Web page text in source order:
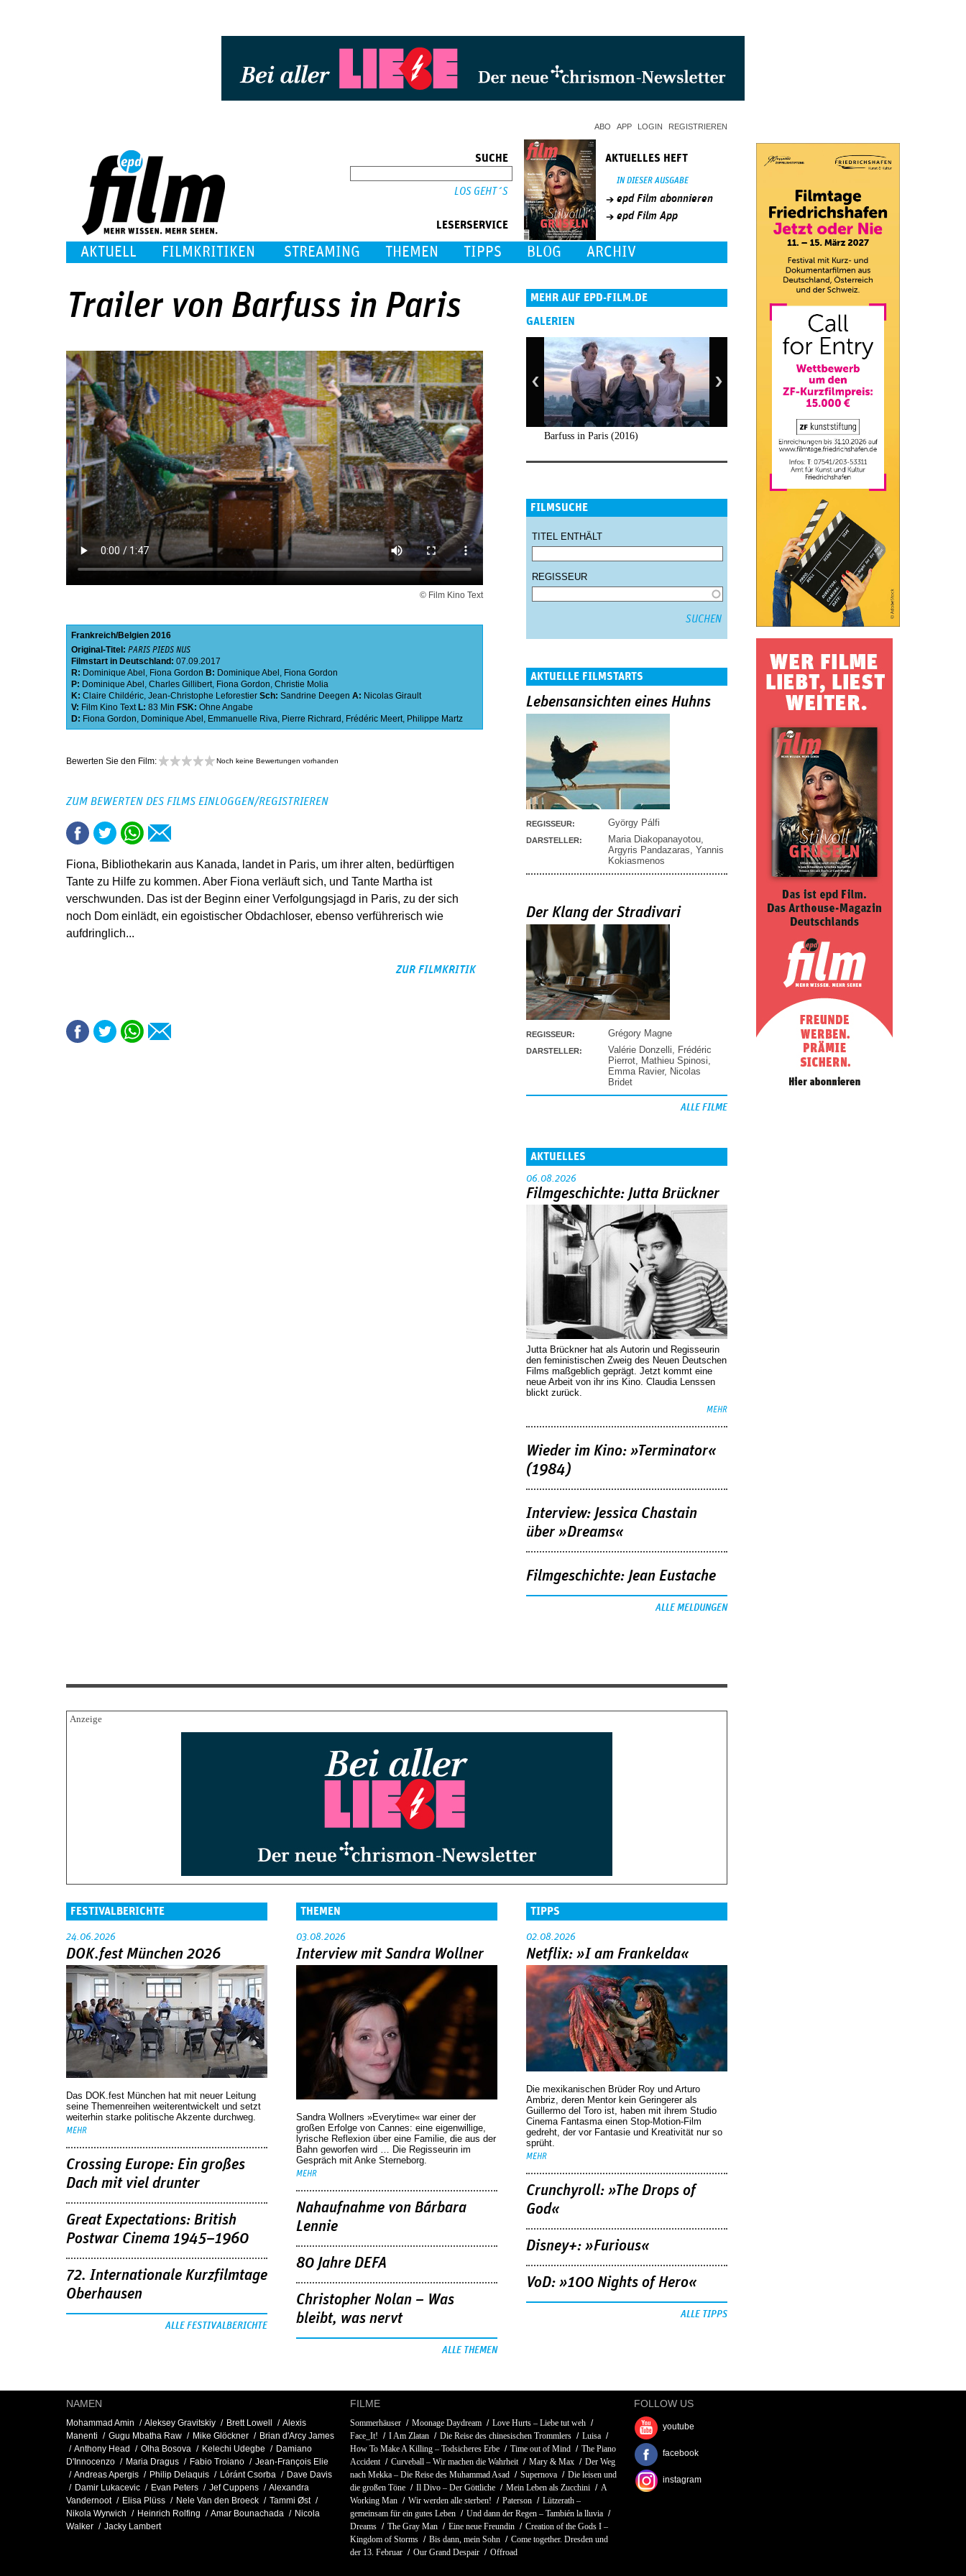
ABO APP LOGIN REGISTRIEREN
SUCHE
LESERSERVICE
AKTUELLES HEFT
IN DIESER AUSGABE
epd Film abonnieren
epd Film App
AKTUELL FILMKRITIKEN STREAMING THEMEN TIPPS BLOG ARCHIV
Trailer von Barfuss in Paris
© Film Kino Text
Frankreich Belgien 2016
Original-Titel: PARIS PIEDS NUS
Filmstart in Deutschland: 07.09.2017
R: Dominique Abel , Fiona Gordon B: Dominique Abel , Fiona Gordon
P: Dominique Abel , Charles Gillibert, Fiona Gordon, Christie Molia
K: Claire Childéric, Jean-Christophe Leforestier Sch: Sandrine Deegen A: Nicolas Girault
V: Film Kino Text L: 83 Min FSK: Ohne Angabe
D: Fiona Gordon, Dominique Abel , Emmanuelle Riva, Pierre Richrard , Frédéric Meert, Philippe Martz
Bewerten Sie den Film: Noch keine Bewertungen vorhanden
ZUM BEWERTEN DES FILMS EINLOGGEN/REGISTRIEREN
Fiona, Bibliothekarin aus Kanada, landet in Paris, um ihrer alten, bedürftigen
Tante zu Hilfe zu kommen. Aber Fiona verläuft sich, und Tante Martha ist
verschwunden. Das ist der Beginn einer Verfolgungsjagd in Paris, zu der sich
noch Dom einlädt, ein egoistischer Obdachloser, ebenso verführerisch wie
aufdringlich...
ZUR FILMKRITIK
MEHR AUF EPD-FILM.DE
GALERIEN
Barfuss in Paris (2016)
FILMSUCHE
TITEL ENTHÄLT
REGISSEUR
AKTUELLE FILMSTARTS
Lebensansichten eines Huhns
REGISSEUR: György Pálfi
DARSTELLER: Maria Diakopanayotou
Argyris Pandazaras Yannis
Kokiasmenos
Der Klang der Stradivari
REGISSEUR: Grégory Magne
DARSTELLER: Valérie Donzelli
Frédéric
Pierrot Mathieu Spinosi
Emma Ravier, Nicolas
Bridet
ALLE FILME
AKTUELLES
06.08.2026
Filmgeschichte: Jutta Brückner
Jutta Brückner hat als Autorin und Regisseurin
den feministischen Zweig des Neuen Deutschen
Films maßgeblich geprägt. Jetzt kommt eine
neue Arbeit von ihr ins Kino. Claudia Lenssen
blickt zurück.
MEHR
Wieder im Kino: »Terminator«
(1984)
Interview: Jessica Chastain
über »Dreams«
Filmgeschichte: Jean Eustache
ALLE MELDUNGEN
FESTIVALBERICHTE
24.06.2026
DOK.fest München 2026
Das DOK.fest München hat mit neuer Leitung
seine Themenreihen weiterentwickelt und setzt
weiterhin starke politische Akzente durchweg.
MEHR
Crossing Europe: Ein großes
Dach mit viel drunter
Great Expectations: British
Postwar Cinema 1945–1960
72. Internationale Kurzfilmtage
Oberhausen
ALLE FESTIVALBERICHTE
THEMEN
03.08.2026
Interview mit Sandra Wollner
Sandra Wollners »Everytime« war einer der
großen Erfolge von Cannes: eine eigenwillige,
lyrische Reflexion über eine ­Familie, die aus der
Bahn geworfen wird … Die Regisseurin im
Gespräch mit Anke Sterneborg.
MEHR
Nahaufnahme von Bárbara
Lennie
80 Jahre DEFA
Christopher Nolan – Was
bleibt, was nervt
ALLE THEMEN
TIPPS
02.08.2026
Netflix: »I am Frankelda«
Die mexikanischen Brüder Roy und Arturo
Ambriz, deren Mentor kein Geringerer als
Guillermo del Toro ist, haben mit ihrem Studio
Cinema Fantasma einen Stop-Motion-Film
gedreht, der vor Fantasie und Kreativität nur so
sprüht.
MEHR
Crunchyroll: »The Drops of
God«
Disney+: »Furious«
VoD: »100 Nights of Hero«
ALLE TIPPS
NAMEN
Mohammad Amin Aleksey Gravitskiy Brett Lowell
Alexis
Manenti
Gugu Mbatha Raw Mike Glöckner
Brian d'Arcy James
Anthony Head
Olha Bosova Kelechi Udegbe
Damiano
D'Innocenzo
Maria Dragus Fabio Troiano
Jean-François Elie
Andreas Apergis
Philip Delaquis Lóránt Csorba
Dave Davis
Damir Lukacevic
Evan Peters Jef Cuppens
Alexandra
Vandernoot
Elisa Plüss Nele Van den Broeck
Tammi Øst
Nikola Wyrwich
Heinrich Rolfing Amar Bounachada
Nicola
Walker
Jacky Lambert
FILME
Sommerhäuser Moonage Daydream
Love Hurts – Liebe tut weh
Face_It!
I Am Zlatan Die Reise des chinesischen Trommlers
Luisa
How To Make A Killing – Todsicheres Erbe
Time out of Mind
The Piano
Accident
Curveball – Wir machen die Wahrheit Mary & Max
Der Weg
nach Mekka – Die Reise des Muhammad Asad
Supernova
Die leisen und
die großen Töne
Il Divo – Der Göttliche Mein Leben als Zucchini
A
Working Man
Wir werden alle sterben! Paterson
Lützerath –
gemeinsam für ein gutes Leben
Und dann der Regen – También la lluvia
Dreams
The Gray Man Eine neue Freundin
Creation of the Gods I –
Kingdom of Storms
Bis dann, mein Sohn
Come together. Dresden und
der 13. Februar
Our Grand Despair Offroad
FOLLOW US
youtube
facebook
instagram